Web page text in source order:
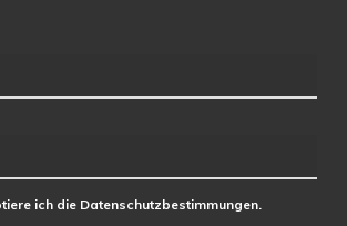
ich die Datenschutzbestimmungen.